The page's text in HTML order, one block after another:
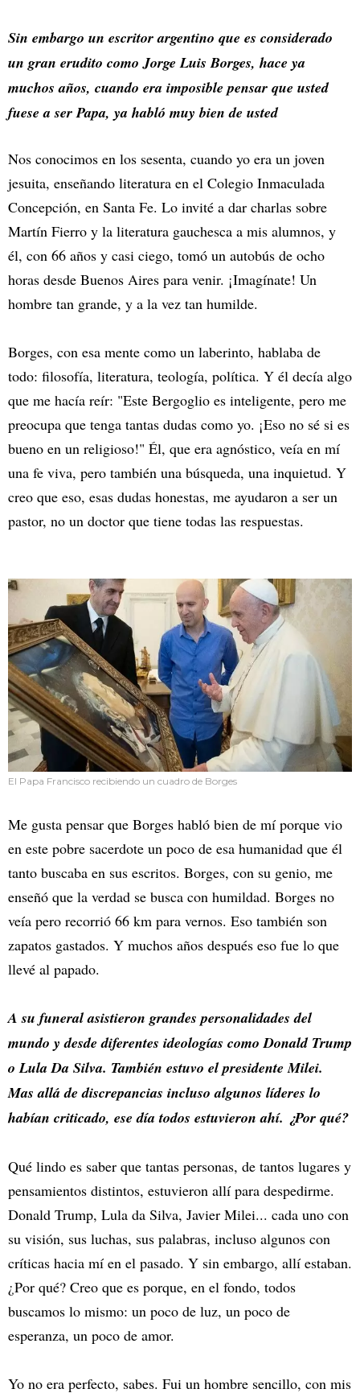
Sin embargo un escritor argentino que es considerado
un gran erudito como Jorge Luis Borges, hace ya
muchos años, cuando era imposible pensar que usted
fuese a ser Papa, ya habló muy bien de usted
Nos conocimos en los sesenta, cuando yo era un joven
jesuita, enseñando literatura en el Colegio Inmaculada
Concepción, en Santa Fe. Lo invité a dar charlas sobre
Martín Fierro y la literatura gauchesca a mis alumnos, y
él, con 66 años y casi ciego, tomó un autobús de ocho
horas desde Buenos Aires para venir. ¡Imagínate! Un
hombre tan grande, y a la vez tan humilde.
Borges, con esa mente como un laberinto, hablaba de
todo: filosofía, literatura, teología, política. Y él decía algo
que me hacía reír: "Este Bergoglio es inteligente, pero me
preocupa que tenga tantas dudas como yo. ¡Eso no sé si es
bueno en un religioso!" Él, que era agnóstico, veía en mí
una fe viva, pero también una búsqueda, una inquietud. Y
creo que eso, esas dudas honestas, me ayudaron a ser un
pastor, no un doctor que tiene todas las respuestas.
El Papa Francisco recibiendo un cuadro de Borges
Me gusta pensar que Borges habló bien de mí porque vio
en este pobre sacerdote un poco de esa humanidad que él
tanto buscaba en sus escritos. Borges, con su genio, me
enseñó que la verdad se busca con humildad. Borges no
veía pero recorrió 66 km para vernos. Eso también son
zapatos gastados. Y muchos años después eso fue lo que
llevé al papado.
A su funeral asistieron grandes personalidades del
mundo y desde diferentes ideologías como Donald Trump
o Lula Da Silva. También estuvo el presidente Milei.
Mas allá de discrepancias incluso algunos líderes lo
habían criticado, ese día todos estuvieron ahí. ¿Por qué?
Qué lindo es saber que tantas personas, de tantos lugares y
pensamientos distintos, estuvieron allí para despedirme.
Donald Trump, Lula da Silva, Javier Milei... cada uno con
su visión, sus luchas, sus palabras, incluso algunos con
críticas hacia mí en el pasado. Y sin embargo, allí estaban.
¿Por qué? Creo que es porque, en el fondo, todos
buscamos lo mismo: un poco de luz, un poco de
esperanza, un poco de amor.
Yo no era perfecto, sabes. Fui un hombre sencillo, con mis